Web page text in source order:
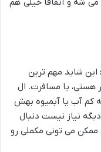
شه و اتفاقاً خیلی هم
این شاید مهم ترین
هستی، یا مسافرت. ال
کم آب یا آبمیوه بهش
نیاز نیست دنبال
ممکن می تونی مکملی رو